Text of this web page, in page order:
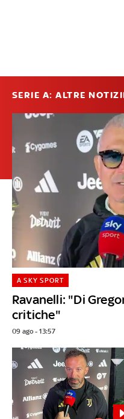
SERIE A: ALTRE
Ravanelli: "Di
critiche"
A SKY SPORT
09 ago - 13:57